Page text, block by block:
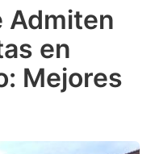
select
a
date.
Admiten
en
Mejores